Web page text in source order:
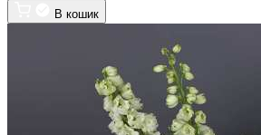
В кошик